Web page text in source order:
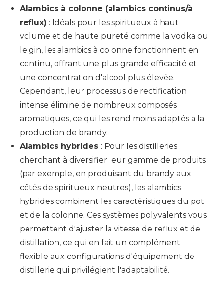
Alambics à colonne (alambics continus/à
reflux) : Idéals pour les spiritueux à haut
volume et de haute pureté comme la vodka ou
le gin, les alambics à colonne fonctionnent en
continu, offrant une plus grande efficacité et
une concentration d'alcool plus élevée.
Cependant, leur processus de rectification
intense élimine de nombreux composés
aromatiques, ce qui les rend moins adaptés à la
production de brandy.
Alambics hybrides : Pour les distilleries
cherchant à diversifier leur gamme de produits
(par exemple, en produisant du brandy aux
côtés de spiritueux neutres), les alambics
hybrides combinent les caractéristiques du pot
et de la colonne. Ces systèmes polyvalents vous
permettent d'ajuster la vitesse de reflux et de
distillation, ce qui en fait un complément
flexible aux configurations d'équipement de
distillerie qui privilégient l'adaptabilité.